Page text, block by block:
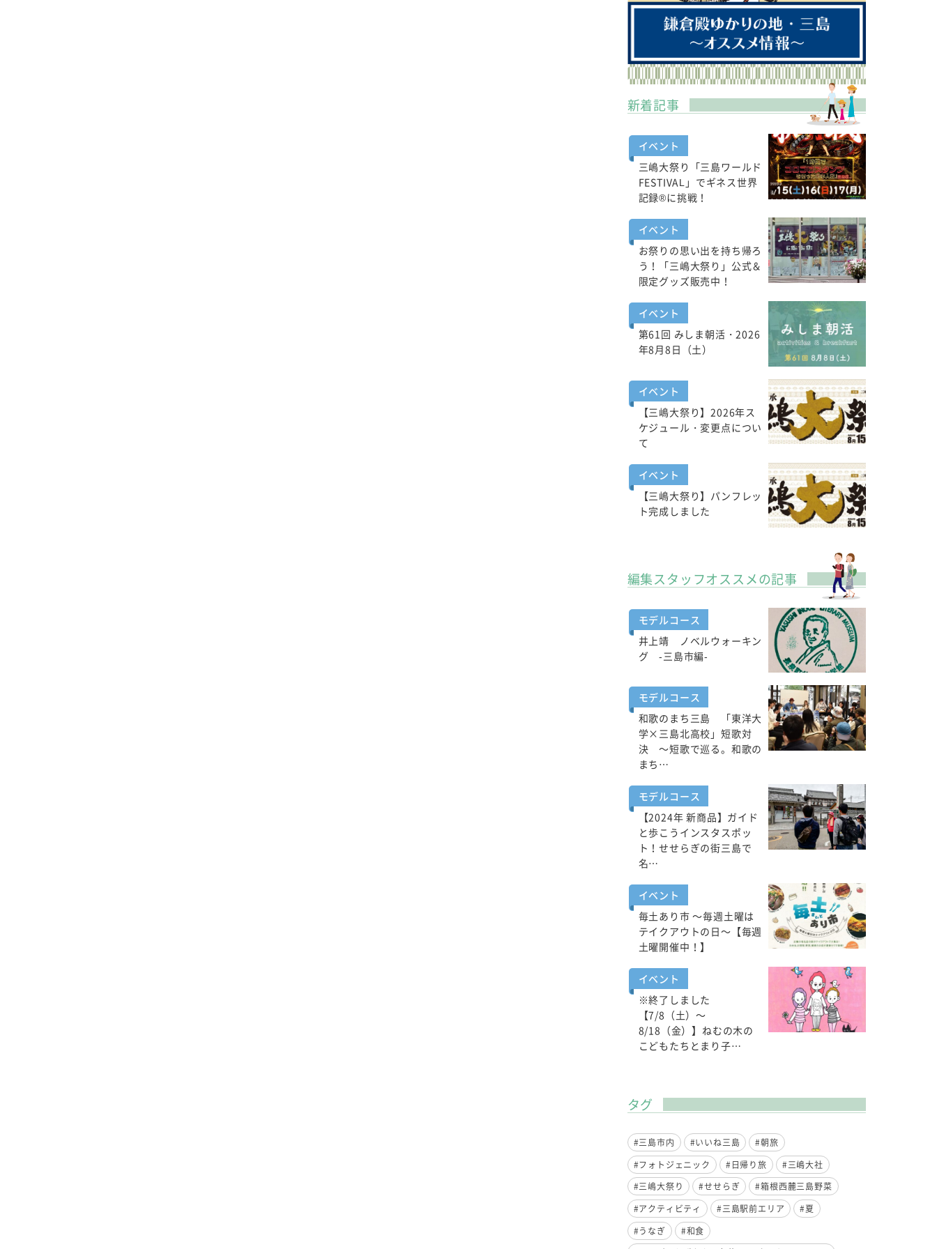
新着記事
イベント
三嶋大祭り「三島ワールド
FESTIVAL」でギネス世界
記録®に挑戦！
イベント
お祭りの思い出を持ち帰ろ
う！「三嶋大祭り」公式＆
限定グッズ販売中！
イベント
第61回 みしま朝活・2026
年8月8日（土）
イベント
【三嶋大祭り】2026年ス
ケジュール・変更点につい
て
イベント
【三嶋大祭り】パンフレッ
ト完成しました
編集スタッフオススメの記事
モデルコース
井上靖 ノベルウォーキン
グ -三島市編-
モデルコース
和歌のまち三島 「東洋大
学×三島北高校」短歌対
決 ～短歌で巡る。和歌の
まち…
モデルコース
【2024年 新商品】ガイド
と歩こうインスタスポッ
ト！せせらぎの街三島で
名…
イベント
毎土あり市 ～毎週土曜は
テイクアウトの日～【毎週
土曜開催中！】
イベント
※終了しました
【7/8（土）～
8/18（金）】ねむの木の
こどもたちとまり子…
タグ
#三島市内 #いいね三島
#朝旅
#フォトジェニック
#日帰り旅
#三嶋大社
#三嶋大祭り
#せせらぎ
#箱根西麓三島野菜
#アクティビティ
#三島駅前エリア
#夏
#うなぎ
#和食